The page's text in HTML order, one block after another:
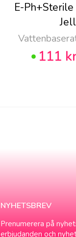
E-
111
NYHETSBREV
Prenumerera på
erbjudanden och